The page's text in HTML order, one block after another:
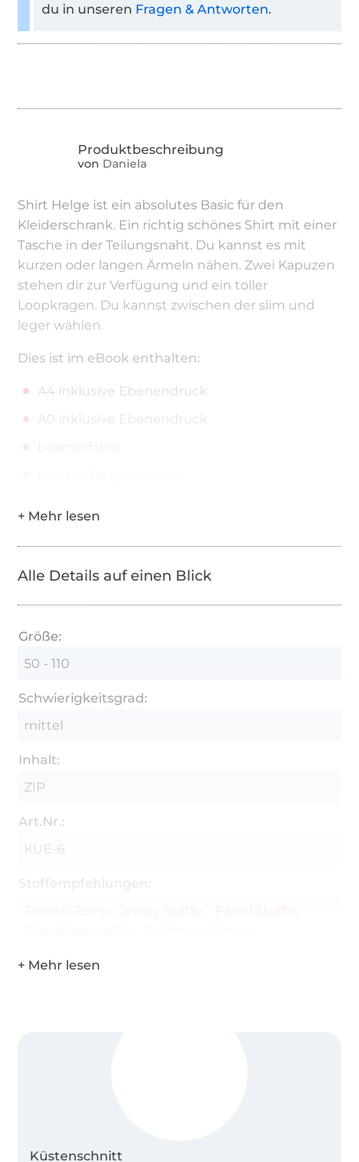
du in unseren Fragen & Antworten.
von Daniela
Shirt Helge ist ein absolutes Basic für den
Kleiderschrank. Ein richtig schönes Shirt mit einer
Tasche in der Teilungsnaht. Du kannst es mit
kurzen oder langen Ärmeln nähen. Zwei Kapuzen
stehen dir zur Verfügung und ein toller
Loopkragen. Du kannst zwischen der slim und
leger wählen.
Dies ist im eBook enthalten:
A4 inklusive Ebenendruck
A0 inklusive Ebenendruck
Alle Details auf einen Blick
Größe:
50 - 110
Schwierigkeitsgrad:
mittel
Inhalt:
ZIP
Art.Nr.:
KUE-6
Stoffempfehlungen:
Küstenschnitt